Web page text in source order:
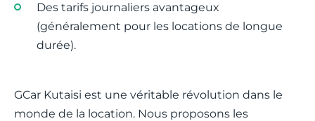
Des tarifs journaliers avantageux
(généralement pour les locations de longue
durée).
GCar Kutaisi est une véritable révolution dans le
monde de la location. Nous proposons les